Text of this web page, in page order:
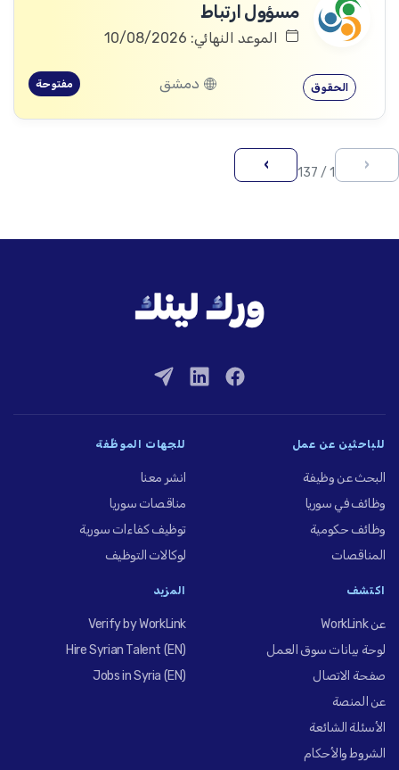
مسؤول ارتباط
الموعد النهائي: 10/08/2026
الحقوق دمشق مفتوحة
‹
1 / 137
›
للباحثين عن عمل
البحث عن وظيفة
وظائف في سوريا
وظائف حكومية
المناقصات
للجهات الموظِّفة
انشر معنا
مناقصات سوريا
توظيف كفاءات سورية
لوكالات التوظيف
اكتشف
عن WorkLink
لوحة بيانات سوق العمل
صفحة الاتصال
عن المنصة
الأسئلة الشائعة
الشروط والأحكام
المزيد
Verify by WorkLink
Hire Syrian Talent (EN)
Jobs in Syria (EN)